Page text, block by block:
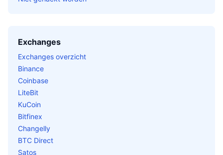
Exchanges
Exchanges overzicht
Binance
Coinbase
LiteBit
KuCoin
Bitfinex
Changelly
BTC Direct
Satos